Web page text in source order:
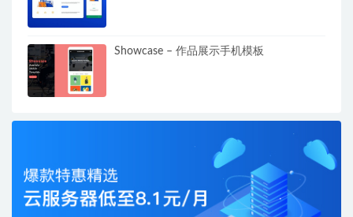
Showcase – 作品展示手机模板